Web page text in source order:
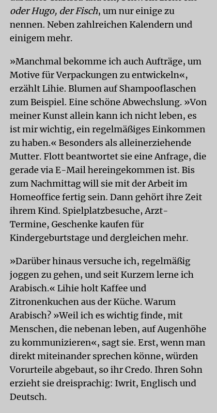
oder Hugo, der Fisch, um nur einige zu
nennen. Neben zahlreichen Kalendern und
einigem mehr.
»Manchmal bekomme ich auch Aufträge, um
Motive für Verpackungen zu entwickeln«,
erzählt Lihie. Blumen auf Shampooflaschen
zum Beispiel. Eine schöne Abwechslung. »Von
meiner Kunst allein kann ich nicht leben, es
ist mir wichtig, ein regelmäßiges Einkommen
zu haben.« Besonders als alleinerziehende
Mutter. Flott beantwortet sie eine Anfrage, die
gerade via E-Mail hereingekommen ist. Bis
zum Nachmittag will sie mit der Arbeit im
Homeoffice fertig sein. Dann gehört ihre Zeit
ihrem Kind. Spielplatzbesuche, Arzt-
Termine, Geschenke kaufen für
Kindergeburtstage und dergleichen mehr.
»Darüber hinaus versuche ich, regelmäßig
joggen zu gehen, und seit Kurzem lerne ich
Arabisch.« Lihie holt Kaffee und
Zitronenkuchen aus der Küche. Warum
Arabisch? »Weil ich es wichtig finde, mit
Menschen, die nebenan leben, auf Augenhöhe
zu kommunizieren«, sagt sie. Erst, wenn man
direkt miteinander sprechen könne, würden
Vorurteile abgebaut, so ihr Credo. Ihren Sohn
erzieht sie dreisprachig: Iwrit, Englisch und
Deutsch.